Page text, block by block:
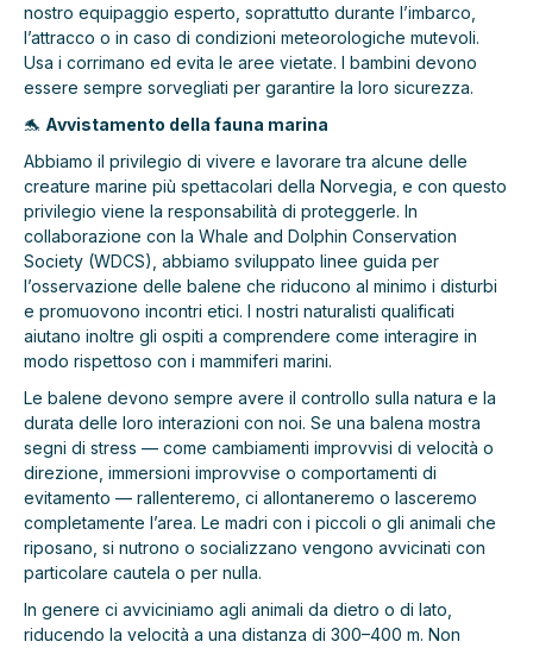
nostro equipaggio esperto, soprattutto durante l’imbarco,
l’attracco o in caso di condizioni meteorologiche mutevoli.
Usa i corrimano ed evita le aree vietate. I bambini devono
essere sempre sorvegliati per garantire la loro sicurezza.
🐬 Avvistamento della fauna marina
Abbiamo il privilegio di vivere e lavorare tra alcune delle
creature marine più spettacolari della Norvegia, e con questo
privilegio viene la responsabilità di proteggerle. In
collaborazione con la Whale and Dolphin Conservation
Society (WDCS), abbiamo sviluppato linee guida per
l’osservazione delle balene che riducono al minimo i disturbi
e promuovono incontri etici. I nostri naturalisti qualificati
aiutano inoltre gli ospiti a comprendere come interagire in
modo rispettoso con i mammiferi marini.
Le balene devono sempre avere il controllo sulla natura e la
durata delle loro interazioni con noi. Se una balena mostra
segni di stress — come cambiamenti improvvisi di velocità o
direzione, immersioni improvvise o comportamenti di
evitamento — rallenteremo, ci allontaneremo o lasceremo
completamente l’area. Le madri con i piccoli o gli animali che
riposano, si nutrono o socializzano vengono avvicinati con
particolare cautela o per nulla.
In genere ci avviciniamo agli animali da dietro o di lato,
riducendo la velocità a una distanza di 300–400 m. Non